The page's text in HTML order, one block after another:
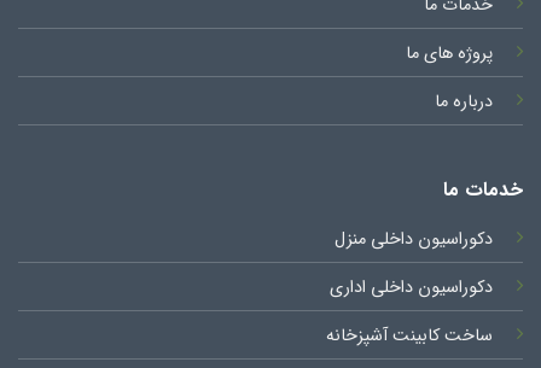
خدمات ما
پروژه های ما
درباره ما
خدمات ما
دکوراسیون داخلی منزل
دکوراسیون داخلی اداری
ساخت کابینت آشپزخانه